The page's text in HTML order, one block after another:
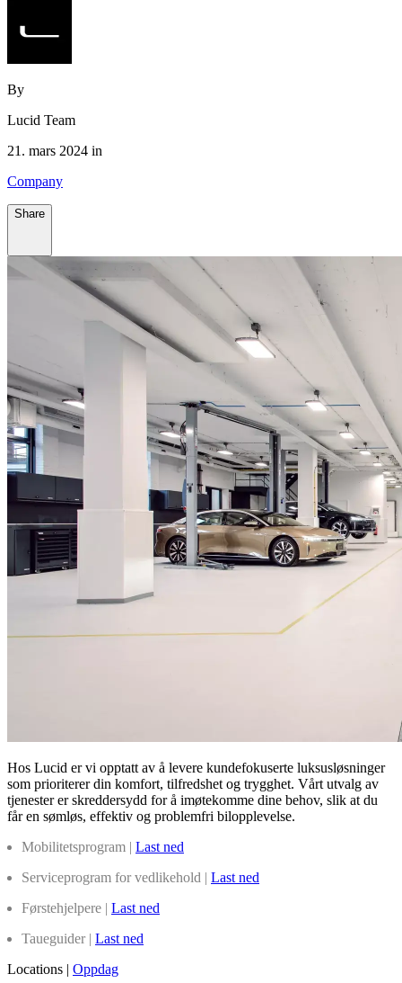
By
Lucid Team
21. mars 2024 in
Company
Share
Hos Lucid er vi opptatt av å levere kundefokuserte luksusløsninger
som prioriterer din komfort, tilfredshet og trygghet. Vårt utvalg av
tjenester er skreddersydd for å imøtekomme dine behov, slik at du
får en sømløs, effektiv og problemfri bilopplevelse.
Mobilitetsprogram | Last ned
Serviceprogram for vedlikehold | Last ned
Førstehjelpere | Last ned
Taueguider | Last ned
Locations | Oppdag